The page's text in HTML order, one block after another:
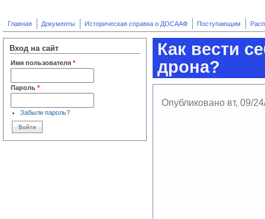
Главная Документы Историческая справка о ДОСААФ Поступающим
Вход на сайт
Имя пользователя *
Пароль *
Забыли пароль?
Как вести
дрона?
Опубликовано вт, 09/